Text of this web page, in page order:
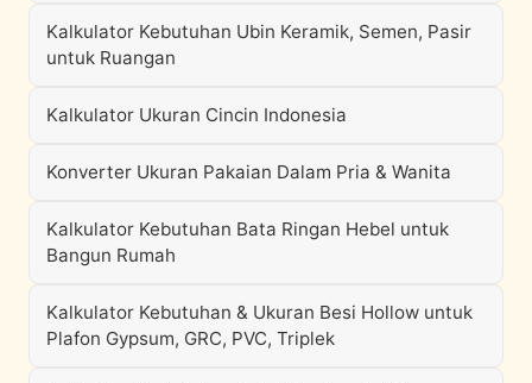
Kalkulator Kebutuhan Ubin Keramik, Semen, Pasir
untuk Ruangan
Kalkulator Ukuran Cincin Indonesia
Konverter Ukuran Pakaian Dalam Pria & Wanita
Kalkulator Kebutuhan Bata Ringan Hebel untuk
Bangun Rumah
Kalkulator Kebutuhan & Ukuran Besi Hollow untuk
Plafon Gypsum, GRC, PVC, Triplek